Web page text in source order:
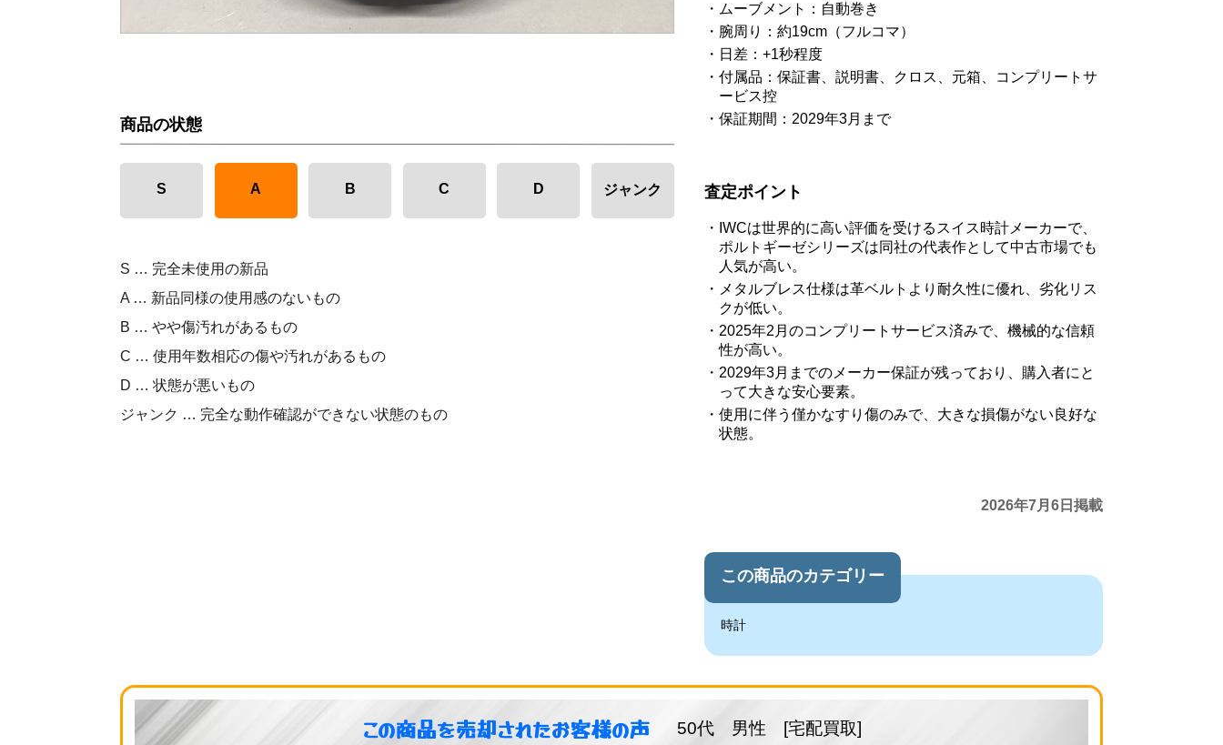
ムーブメント：自動巻き
腕周り：約19cm（フルコマ）
日差：+1秒程度
付属品：保証書、説明書、クロス、元箱、コンプリートサ
ービス控
保証期間：2029年3月まで
査定ポイント
IWCは世界的に高い評価を受けるスイス時計メーカーで、
ポルトギーゼシリーズは同社の代表作として中古市場でも
人気が高い。
メタルブレス仕様は革ベルトより耐久性に優れ、劣化リス
クが低い。
2025年2月のコンプリートサービス済みで、機械的な信頼
性が高い。
2029年3月までのメーカー保証が残っており、購入者にと
って大きな安心要素。
使用に伴う僅かなすり傷のみで、大きな損傷がない良好な
状態。
2026年7月6日掲載
この商品のカテゴリー
時計
商品の状態
S A B C D ジャンク
S … 完全未使用の新品
A … 新品同様の使用感のないもの
B … やや傷汚れがあるもの
C … 使用年数相応の傷や汚れがあるもの
D … 状態が悪いもの
ジャンク … 完全な動作確認ができない状態のもの
この商品を売却されたお客様の声 50代 男性 [宅配買取]